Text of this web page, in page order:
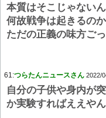
本質はそこじゃない
何故戦争は起きるの
ただの正義の味方ご
61:つらたんニュースさん 2022/
自分の子供や身内が
か実験すればええやん